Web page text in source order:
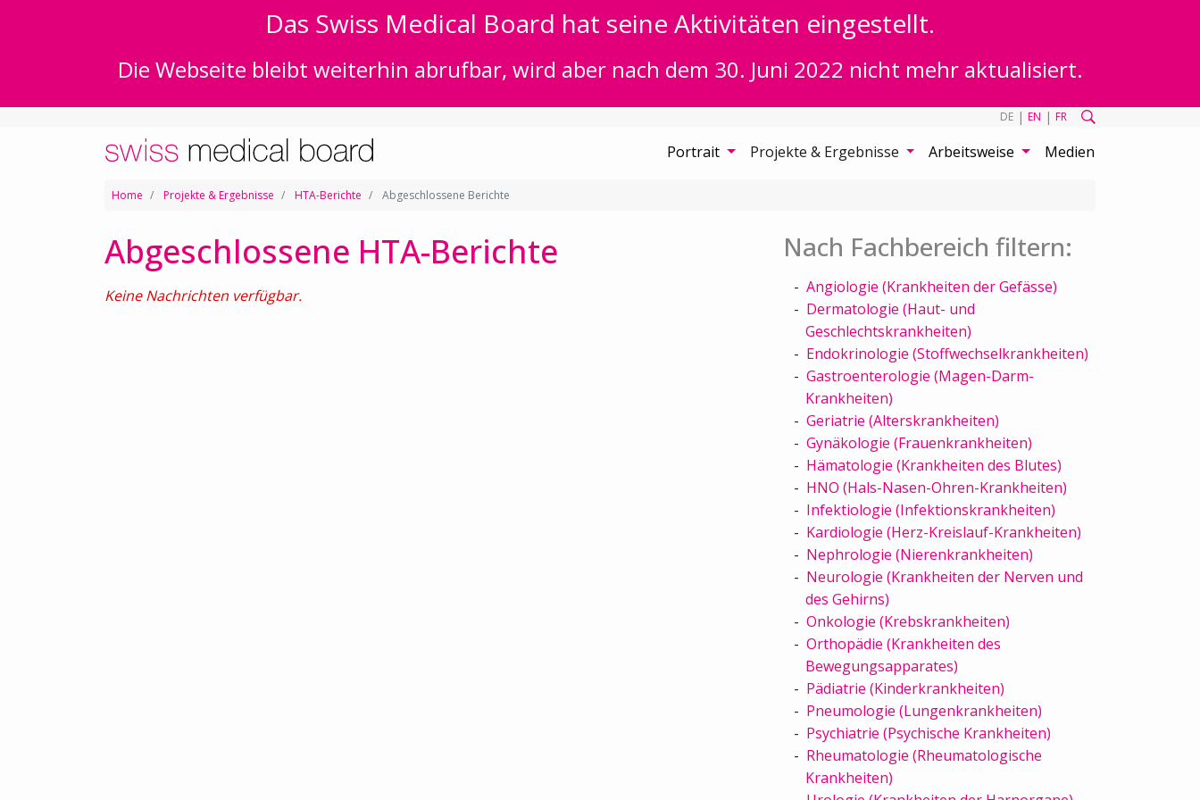
Das Swiss Medical Board hat seine Aktivitäten eingestellt.
Die Webseite bleibt weiterhin abrufbar, wird aber nach dem 30. Juni 2022 nicht mehr aktualisiert.
DE | EN | FR
Portrait Projekte & Ergebnisse Arbeitsweise Medien
Home Projekte & Ergebnisse HTA-Berichte Abgeschlossene Berichte
Abgeschlossene HTA-Berichte
Keine Nachrichten verfügbar.
Nach Fachbereich filtern:
Angiologie (Krankheiten der Gefässe)
Dermatologie (Haut- und
Geschlechtskrankheiten)
Endokrinologie (Stoffwechselkrankheiten)
Gastroenterologie (Magen-Darm-
Krankheiten)
Geriatrie (Alterskrankheiten)
Gynäkologie (Frauenkrankheiten)
Hämatologie (Krankheiten des Blutes)
HNO (Hals-Nasen-Ohren-Krankheiten)
Infektiologie (Infektionskrankheiten)
Kardiologie (Herz-Kreislauf-Krankheiten)
Nephrologie (Nierenkrankheiten)
Neurologie (Krankheiten der Nerven und
des Gehirns)
Onkologie (Krebskrankheiten)
Orthopädie (Krankheiten des
Bewegungsapparates)
Pädiatrie (Kinderkrankheiten)
Pneumologie (Lungenkrankheiten)
Psychiatrie (Psychische Krankheiten)
Rheumatologie (Rheumatologische
Krankheiten)